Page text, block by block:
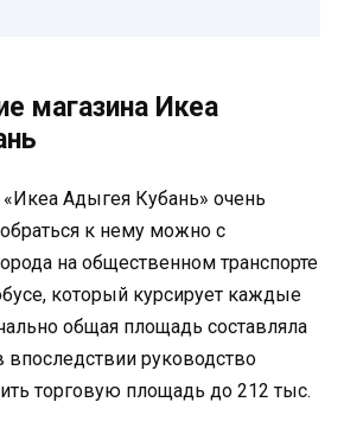
магазина Икеа
Адыгея Кубань» очень
к нему можно с
на общественном транспорте
который курсирует каждые
общая площадь составляла
впоследствии руководство
торговую площадь до 212 тыс.